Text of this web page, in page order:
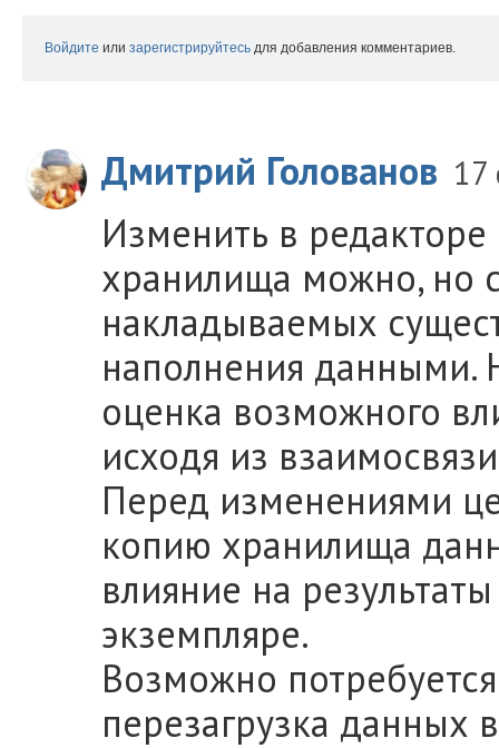
Войдите или зарегистрируйтесь для добавления комментариев.
Дмитрий Голованов
Изменить в
хранилища можно, но
накладываемых
наполнения данными.
оценка возможного
исходя из
Перед изменениями
копию хранилища
влияние на
экземпляре.
Возможно
перезагрузка данных